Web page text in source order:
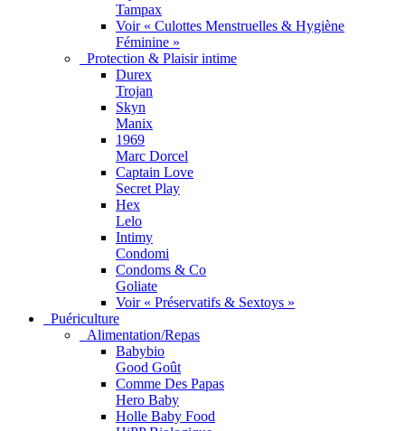
Tampax
Voir « Culottes Menstruelles & Hygiène
Féminine »
Protection & Plaisir intime
Durex
Trojan
Skyn
Manix
1969
Marc Dorcel
Captain Love
Secret Play
Hex
Lelo
Intimy
Condomi
Condoms & Co
Goliate
Voir « Préservatifs & Sextoys »
Puériculture
Alimentation/Repas
Babybio
Good Goût
Comme Des Papas
Hero Baby
Holle Baby Food